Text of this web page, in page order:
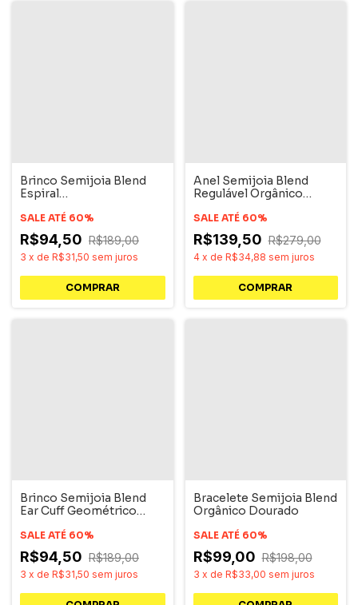
Brinco Semijoia Blend
Espiral
SALE ATÉ 60%
R$94,50 R$189,00
3 x de R$31,50 sem juros
Anel Semijoia Blend
Regulável Orgânico
SALE ATÉ 60%
R$139,50 R$279,00
4 x de R$34,88 sem juros
COMPRAR
Brinco Semijoia Blend
Ear Cuff Geométrico
SALE ATÉ 60%
R$94,50 R$189,00
3 x de R$31,50 sem juros
Bracelete Semijoia Blend
Orgânico Dourado
SALE ATÉ 60%
R$99,00 R$198,00
3 x de R$33,00 sem juros